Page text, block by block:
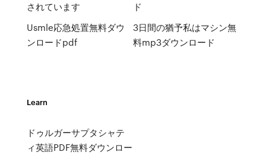
されています
Usmle応急処置無料ダウ
ンロードpdf
ド
3日間の猶予私はマシン無
料mp3ダウンロード
Learn
ドゥルガーサプタシャテ
ィ英語PDF無料ダウンロー